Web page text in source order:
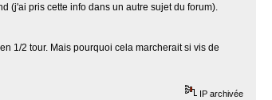
(j'ai pris cette info dans un autre sujet du forum).
1/2 tour. Mais pourquoi cela marcherait si vis de
IP archivée